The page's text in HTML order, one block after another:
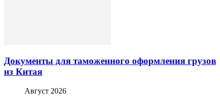
Документы для таможенного оформления грузов
из Китая
Август 2026